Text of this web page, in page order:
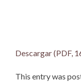
Descargar (PDF,
This entry was